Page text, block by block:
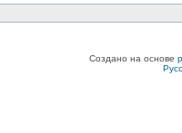
Создано на основе